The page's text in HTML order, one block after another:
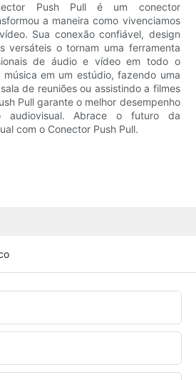
Push Pull é um conector
a maneira como vivenciamos
Sua conexão confiável, design
versáteis o tornam uma ferramenta
de áudio e vídeo em todo o
em um estúdio, fazendo uma
de reuniões ou assistindo a filmes
Pull garante o melhor desempenho
audiovisual. Abrace o futuro da
com o Conector Push Pull.